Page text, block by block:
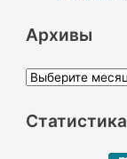
Архивы
А
х
Статистика